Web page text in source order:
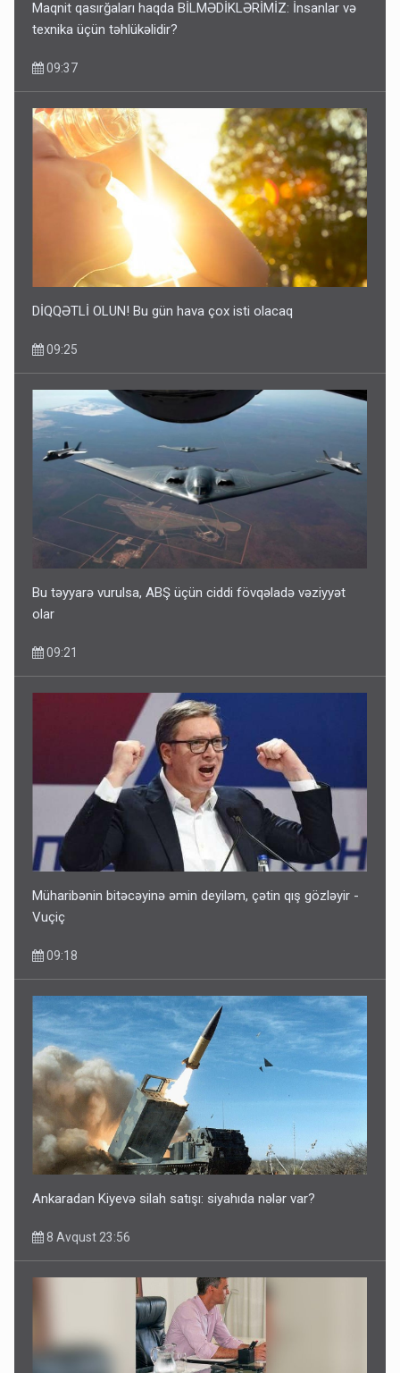
Maqnit qasırğaları haqda BİLMƏDİKLƏRİMİZ: İnsanlar və
texnika üçün təhlükəlidir?
09:37
DİQQƏTLİ OLUN! Bu gün hava çox isti olacaq
09:25
Bu təyyarə vurulsa, ABŞ üçün ciddi fövqəladə vəziyyət
olar
09:21
Müharibənin bitəcəyinə əmin deyiləm, çətin qış gözləyir -
Vuçiç
09:18
Ankaradan Kiyevə silah satışı: siyahıda nələr var?
8 Avqust 23:56